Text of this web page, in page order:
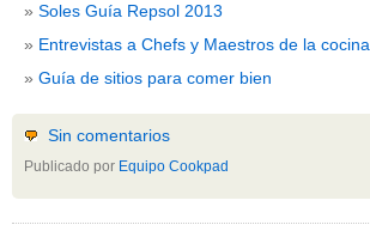
Soles Guía Repsol 2013
Entrevistas a Chefs y Maestros de la cocina
Guía de sitios para comer bien
Sin comentarios
Publicado por Equipo Cookpad